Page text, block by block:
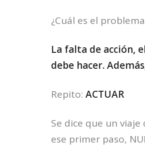
¿Cuál es el
La falta de acción,
debe hacer.
Repito: ACTUAR
Se dice que un
ese primer paso,